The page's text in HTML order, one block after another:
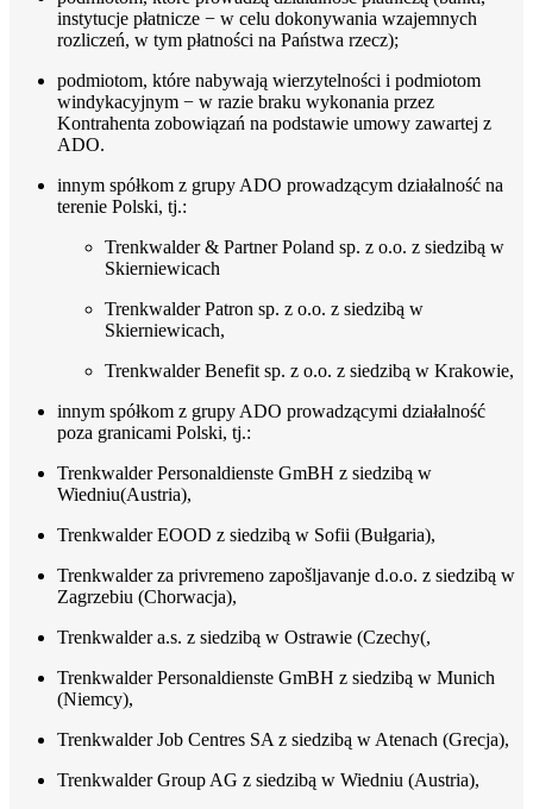
instytucje płatnicze − w celu dokonywania wzajemnych
rozliczeń, w tym płatności na Państwa rzecz);
podmiotom, które nabywają wierzytelności i podmiotom
windykacyjnym − w razie braku wykonania przez
Kontrahenta zobowiązań na podstawie umowy zawartej z
ADO.
innym spółkom z grupy ADO prowadzącym działalność na
terenie Polski, tj.:
Trenkwalder & Partner Poland sp. z o.o. z siedzibą w
Skierniewicach
Trenkwalder Patron sp. z o.o. z siedzibą w
Skierniewicach,
Trenkwalder Benefit sp. z o.o. z siedzibą w Krakowie,
innym spółkom z grupy ADO prowadzącymi działalność
poza granicami Polski, tj.:
Trenkwalder Personaldienste GmBH z siedzibą w
Wiedniu(Austria),
Trenkwalder EOOD z siedzibą w Sofii (Bułgaria),
Trenkwalder za privremeno zapošljavanje d.o.o. z siedzibą w
Zagrzebiu (Chorwacja),
Trenkwalder a.s. z siedzibą w Ostrawie (Czechy(,
Trenkwalder Personaldienste GmBH z siedzibą w Munich
(Niemcy),
Trenkwalder Job Centres SA z siedzibą w Atenach (Grecja),
Trenkwalder Group AG z siedzibą w Wiedniu (Austria),